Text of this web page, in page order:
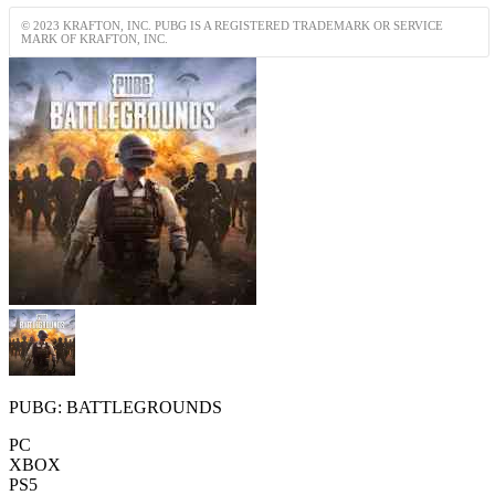
© 2023 KRAFTON, INC. PUBG IS A REGISTERED TRADEMARK OR SERVICE
MARK OF KRAFTON, INC.
PUBG: BATTLEGROUNDS
PC
XBOX
PS5